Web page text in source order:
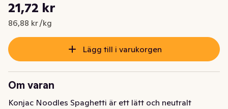
Nuvarande pris är: 21,72 kr
21,72 kr
86,88 kr /kg
Styckpris: 86,88 kr /kg
Lägg till i varukorgen
Om varan
Konjac Noodles Spaghetti är ett lätt och neutralt